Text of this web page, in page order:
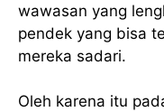
wawasan yang
pendek yang bisa
mereka sadari.
Oleh karena itu